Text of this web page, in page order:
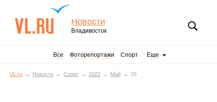
Новости
Владивосток
Все Фоторепортажи Спорт Еще
VL.ru Новости Спорт 2022 Май 25